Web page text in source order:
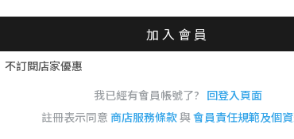
加入會員
不訂閱店家優惠
我已經有會員帳號了? 回登入頁面
註冊表示同意 商店服務條款與會員責任規範及個